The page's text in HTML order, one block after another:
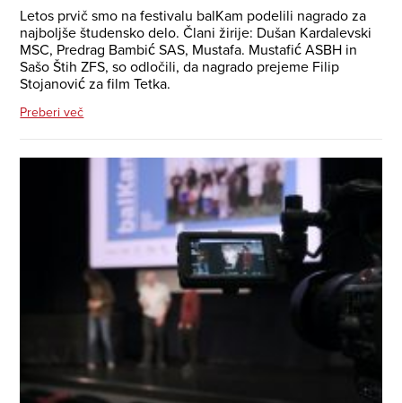
Letos prvič smo na festivalu balKam podelili nagrado za
najboljše študensko delo. Člani žirije: Dušan Kardalevski
MSC, Predrag Bambić SAS, Mustafa. Mustafić ASBH in
Sašo Štih ZFS, so odločili, da nagrado prejeme Filip
Stojanović za film Tetka.
Preberi več